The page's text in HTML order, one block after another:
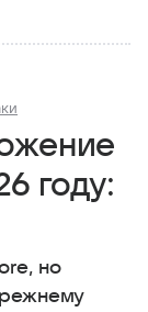
году:
но